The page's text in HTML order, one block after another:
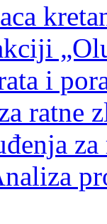
i
ratne